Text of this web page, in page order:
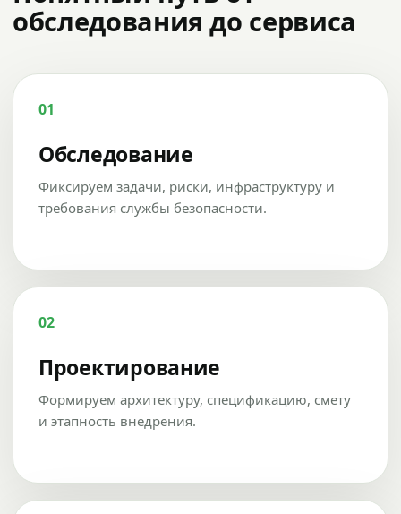
обследования до сервиса
01
Обследование
Фиксируем задачи, риски, инфраструктуру и
требования службы безопасности.
02
Проектирование
Формируем архитектуру, спецификацию, смету
и этапность внедрения.